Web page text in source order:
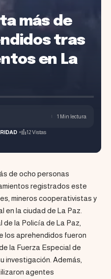
más de
tras
en La
12 Vistas
1 Min lectura
de ocho personas
registrados este
mineros cooperativistas y
en la ciudad de La Paz.
la Policía de La Paz,
los aprehendidos fueron
la Fuerza Especial de
investigación. Además,
agentes